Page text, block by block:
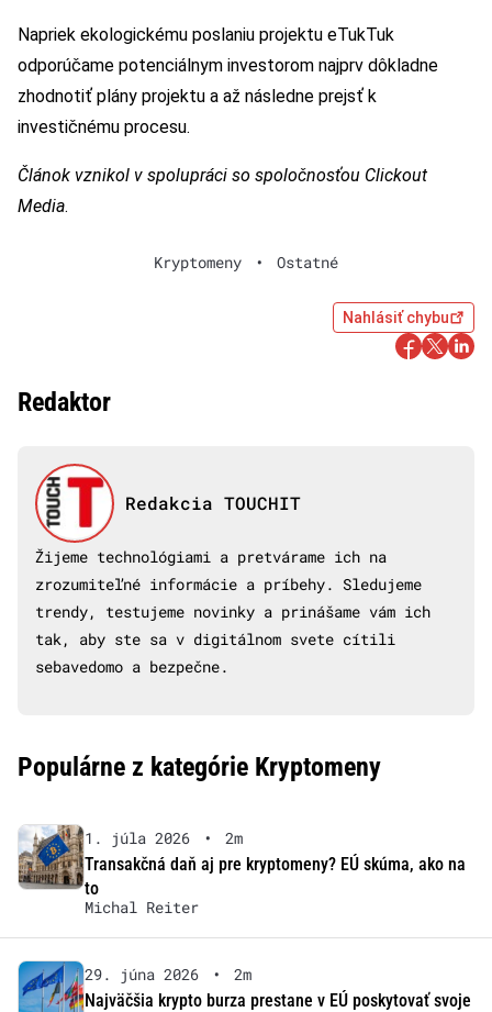
Napriek ekologickému poslaniu projektu eTukTuk
odporúčame potenciálnym investorom najprv dôkladne
zhodnotiť plány projektu a až následne prejsť k
investičnému procesu.
Článok vznikol v spolupráci so spoločnosťou Clickout
Media.
Kryptomeny • Ostatné
Nahlásiť chybu
Redaktor
Redakcia TOUCHIT
Žijeme technológiami a pretvárame ich na
zrozumiteľné informácie a príbehy. Sledujeme
trendy, testujeme novinky a prinášame vám ich
tak, aby ste sa v digitálnom svete cítili
sebavedomo a bezpečne.
Populárne z kategórie Kryptomeny
1. júla 2026 •
2m
Transakčná daň aj pre kryptomeny? EÚ skúma, ako na
to
Michal Reiter
29. júna 2026 •
2m
Najväčšia krypto burza prestane v EÚ poskytovať svoje